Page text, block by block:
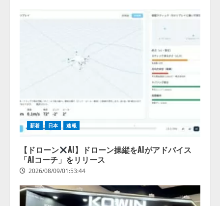
新着 日本 速報
【ドローン
AI】ドローン操縦をAIがアドバイス
「AIコーチ」をリリース
2026/08/09/01:53:44